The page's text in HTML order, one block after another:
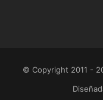
© Copyright 2011 -